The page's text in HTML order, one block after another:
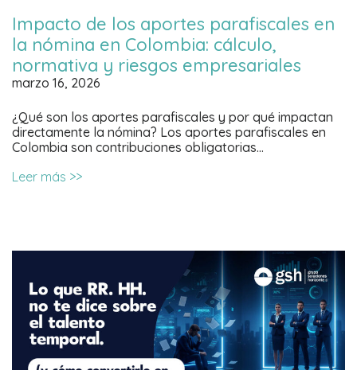
Impacto de los aportes parafiscales en
la nómina en Colombia: cálculo,
normativa y riesgos empresariales
marzo 16, 2026
¿Qué son los aportes parafiscales y por qué impactan
directamente la nómina? Los aportes parafiscales en
Colombia son contribuciones obligatorias…
Leer más >>